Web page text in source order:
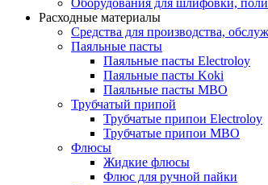
Оборудования для шлифовки,
Расходные материалы
Средства для производства,
Паяльные пасты
Паяльные пасты Electroloy
Паяльные пасты Koki
Паяльные пасты MBO
Трубчатый припой
Трубчатые припои Electroloy
Трубчатые припои MBO
Флюсы
Жидкие флюсы
Флюс для ручной пайки